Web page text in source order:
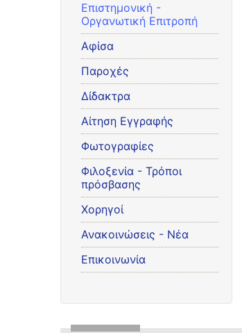
Eπιστημονική -
Οργανωτική Επιτροπή
Αφίσα
Παροχές
Δίδακτρα
Αίτηση Εγγραφής
Φωτογραφίες
Φιλοξενία - Τρόποι
πρόσβασης
Χορηγοί
Ανακοινώσεις - Νέα
Επικοινωνία